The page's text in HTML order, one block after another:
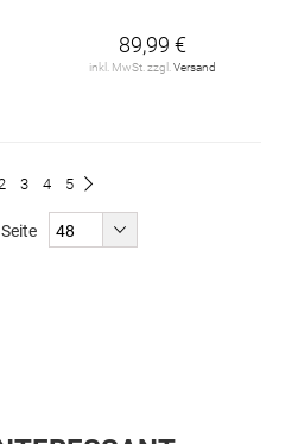
89,99 €
inkl. MwSt. zzgl. Versand
Seite
3 Seite
4 Seite
5